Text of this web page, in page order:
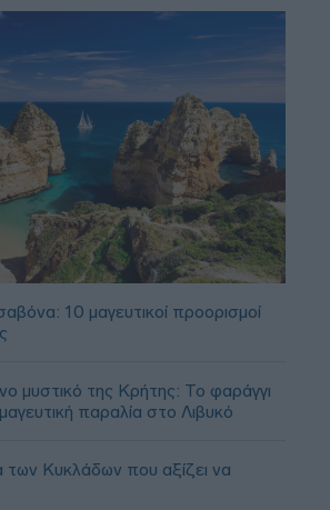
10 μαγευτικοί προορισμοί
μυστικό της Κρήτης: Το φαράγγι
παραλία στο Λιβυκό
των Κυκλάδων που αξίζει να